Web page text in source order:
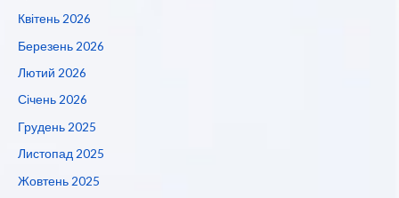
Квітень 2026
Березень 2026
Лютий 2026
Січень 2026
Грудень 2025
Листопад 2025
Жовтень 2025